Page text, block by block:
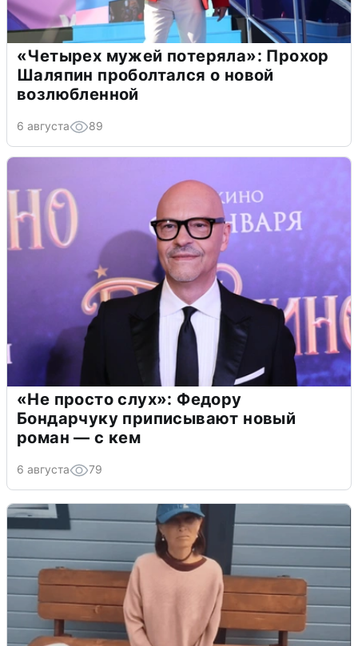
«Четырех мужей потеряла»: Прохор
Шаляпин проболтался о новой
возлюбленной
6 августа 89
«Не просто слух»: Федору
Бондарчуку приписывают новый
роман — с кем
6 августа 79